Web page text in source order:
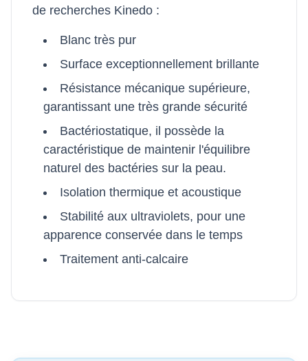
de recherches Kinedo :
Blanc très pur
Surface exceptionnellement brillante
Résistance mécanique supérieure,
garantissant une très grande sécurité
Bactériostatique, il possède la
caractéristique de maintenir l'équilibre
naturel des bactéries sur la peau.
Isolation thermique et acoustique
Stabilité aux ultraviolets, pour une
apparence conservée dans le temps
Traitement anti-calcaire